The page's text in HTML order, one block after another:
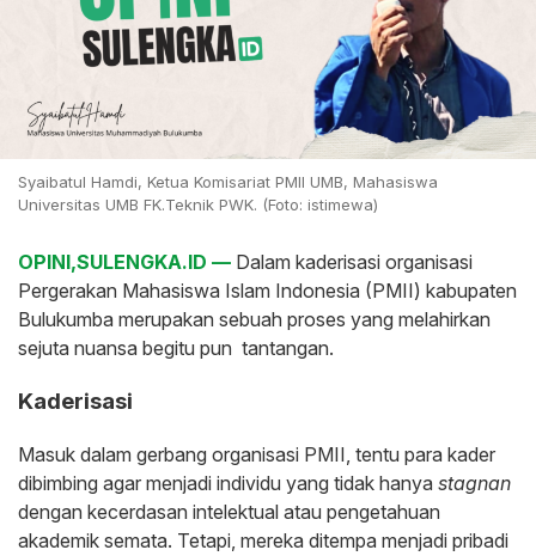
Syaibatul Hamdi, Ketua Komisariat PMII UMB, Mahasiswa
Universitas UMB FK.Teknik PWK. (Foto: istimewa)
OPINI,SULENGKA.ID — Dalam kaderisasi organisasi
Pergerakan Mahasiswa Islam Indonesia (PMII) kabupaten
Bulukumba merupakan sebuah proses yang melahirkan
sejuta nuansa begitu pun tantangan.
Kaderisasi
Masuk dalam gerbang organisasi PMII, tentu para kader
dibimbing agar menjadi individu yang tidak hanya stagnan
dengan kecerdasan intelektual atau pengetahuan
akademik semata. Tetapi, mereka ditempa menjadi pribadi